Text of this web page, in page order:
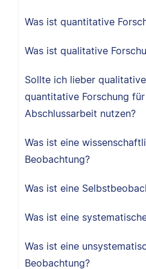
Was ist quantitative
Was ist qualitative
Sollte ich lieber
quantitative Forschung
Abschlussarbeit nutzen?
Was ist eine
Beobachtung?
Was ist eine
Was ist eine
Was ist eine
Beobachtung?